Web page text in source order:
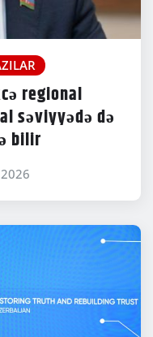
regional
səviyyədə də
bilir